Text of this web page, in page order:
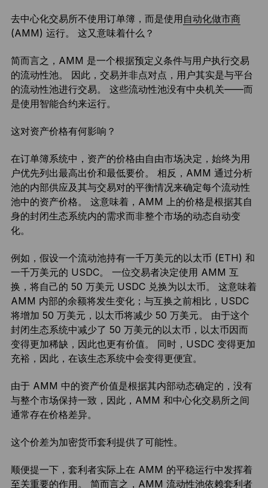
去中心化交易所不使用订单簿，而是使用 自动化做市商
(AMM) 运行。 这又意味着什么？
简而言之，AMM 是一个根据预定义条件与用户执行交易
的流动性池。 因此，交易并非点对点，用户其实是与平台
的流动性池进行交易。 这些流动性池没有中央机关——而
是使用智能合约来运行。
这对资产价格有何影响？
在订单簿系统中，资产的价格由自由市场决定，始终为用
户优先列出最高出价和最低要价。 相反，AMM 通过分析
池的内部供应及其与交易对的平衡情况来确定每个流动性
池中的资产价格。 这意味着，AMM 上的价格是根据其自
身的封闭生态系统内的需求而非整个市场的动态自动变
化。
例如，假设一个流动池持有一千万美元的以太币 (ETH) 和
一千万美元的 USDC。 一位交易者决定使用 AMM 互
换，将自己的 50 万美元 USDC 兑换为以太币。 这意味着
AMM 内部的余额将发生变化；与互换之前相比，USDC
将增加 50 万美元，以太币将减少 50 万美元。 由于这个
封闭生态系统中减少了 50 万美元的以太币，以太币因而
变得更加稀缺，因此也更有价值。 同时，USDC 变得更加
充裕，因此，在该生态系统中会变得更便宜。
由于 AMM 中的资产价值是根据其内部动态确定的，没有
与整个市场保持一致，因此，AMM 和中心化交易所之间
通常存在价格差异。
这个价差为加密货币套利提供了可能性。
顺便提一下，套利者实际上在 AMM 的平稳运行中发挥着
至关重要的作用。 简而言之，AMM 流动性池依赖套利者